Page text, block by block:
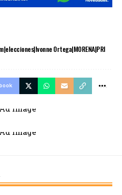
Ortega|MORENA|PRI